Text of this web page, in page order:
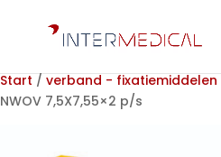
Start / verband - fixatiemiddelen
NWOV 7,5X7,55×2 p/s